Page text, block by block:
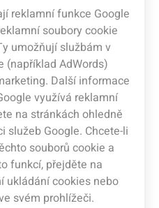
reklamní funkce Google
soubory cookie
umožňují službám v
(například AdWords)
Další informace
využívá reklamní
na stránkách ohledně
služeb Google. Chcete-li
souborů cookie a
funkcí, přejděte na
ukládání cookies nebo
svém prohlížeči.